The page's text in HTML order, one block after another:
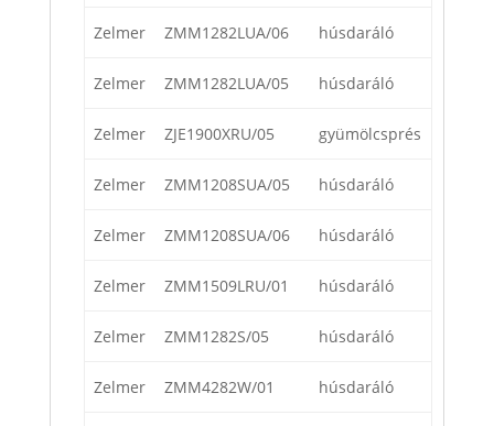
Zelmer ZMM1282LUA/06 húsdaráló
Zelmer ZMM1282LUA/05 húsdaráló
Zelmer ZJE1900XRU/05 gyümölcsprés
Zelmer ZMM1208SUA/05 húsdaráló
Zelmer ZMM1208SUA/06 húsdaráló
Zelmer ZMM1509LRU/01 húsdaráló
Zelmer ZMM1282S/05 húsdaráló
Zelmer ZMM4282W/01 húsdaráló